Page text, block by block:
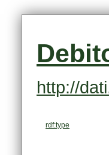
http://
rdf:type